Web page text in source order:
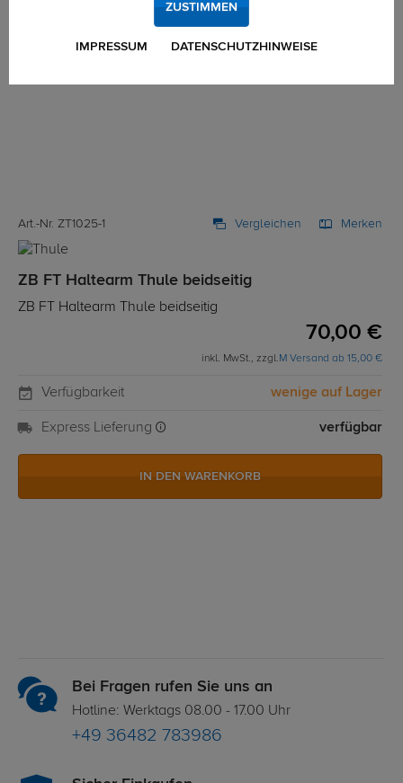
Art.-Nr. ZT1025-1 Vergleichen Merken
ZB FT Haltearm Thule beidseitig
ZB FT Haltearm Thule beidseitig
70,00 €
inkl. MwSt., zzgl.M Versand ab 15,00 €
Verfügbarkeit wenige auf Lager
Express Lieferung verfügbar
IN DEN WARENKORB
Bei Fragen rufen Sie uns an
Hotline: Werktags 08.00 - 17.00 Uhr
+49 36482 783986
IMPRESSUM DATENSCHUTZHINWEISE
ZUSTIMMEN